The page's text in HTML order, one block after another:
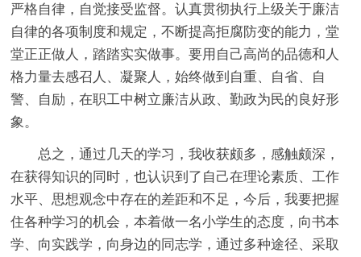
严格自律，自觉接受监督。认真贯彻执行上级关于廉洁
自律的各项制度和规定，不断提高拒腐防变的能力，堂
堂正正做人，踏踏实实做事。要用自己高尚的品德和人
格力量去感召人、凝聚人，始终做到自重、自省、自
警、自励，在职工中树立廉洁从政、勤政为民的良好形
象。
总之，通过几天的学习，我收获颇多，感触颇深，
在获得知识的同时，也认识到了自己在理论素质、工作
水平、思想观念中存在的差距和不足，今后，我要把握
住各种学习的机会，本着做一名小学生的态度，向书本
学、向实践学，向身边的同志学，通过多种途径、采取